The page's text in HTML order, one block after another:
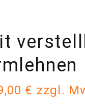
€ zzgl.